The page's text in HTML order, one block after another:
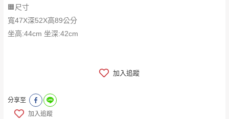
🟧尺寸
寬47X深52X高89公分
坐高:44cm 坐深:42cm
加入追蹤
分享至
加入追蹤